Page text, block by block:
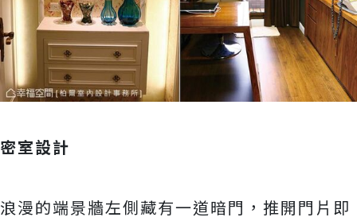
密室設計
浪漫的端景牆左側藏有一道暗門，推開門片即